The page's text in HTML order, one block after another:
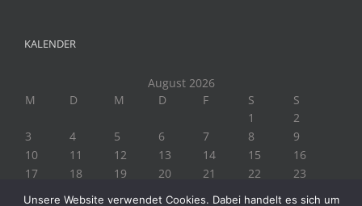
KALENDER
August 2026
M
D M D F S
S
1
2
3
4 5 6 7 8
9
10
11 12 13 14 15
16
17
18 19 20 21 22
23
Unsere Website verwendet Cookies. Dabei handelt es sich um